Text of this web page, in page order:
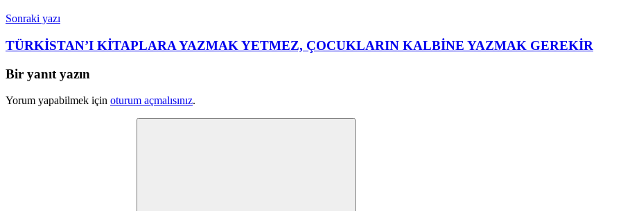
Sonraki yazı
TÜRKİSTAN’I KİTAPLARA YAZMAK YETMEZ, ÇOCUKLARIN KALBİNE YAZMAK GEREKİR
Bir yanıt yazın
Yorum yapabilmek için oturum açmalısınız.